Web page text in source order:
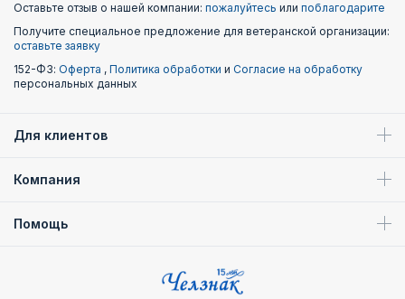
Оставьте отзыв о нашей компании: пожалуйтесь или поблагодарите
Получите специальное предложение для ветеранской организации:
оставьте заявку
152-ФЗ: Оферта , Политика обработки и Согласие на обработку
персональных данных
Для клиентов
Компания
Помощь